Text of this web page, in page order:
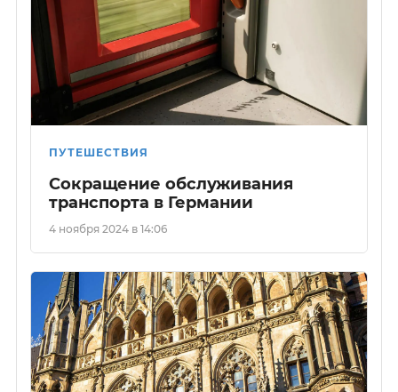
ПУТЕШЕСТВИЯ
Сокращение обслуживания
транспорта в Германии
4 ноября 2024 в 14:06